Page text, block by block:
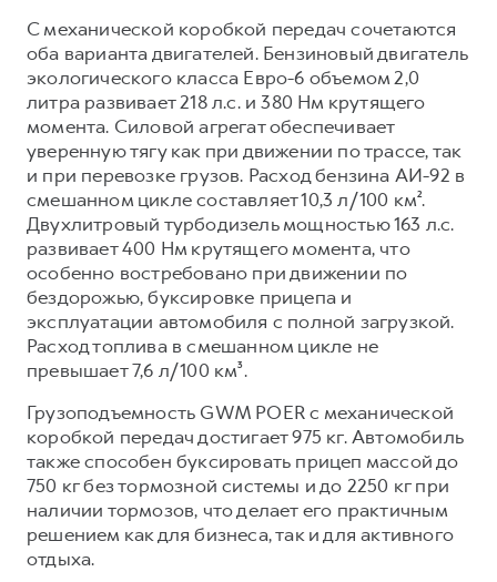
С механической коробкой передач сочетаются
оба варианта двигателей. Бензиновый двигатель
экологического класса Евро-6 объемом 2,0
литра развивает 218 л.с. и 380 Нм крутящего
момента. Силовой агрегат обеспечивает
уверенную тягу как при движении по трассе, так
и при перевозке грузов. Расход бензина АИ-92 в
смешанном цикле составляет 10,3 л/100 км².
Двухлитровый турбодизель мощностью 163 л.с.
развивает 400 Нм крутящего момента, что
особенно востребовано при движении по
бездорожью, буксировке прицепа и
эксплуатации автомобиля с полной загрузкой.
Расход топлива в смешанном цикле не
превышает 7,6 л/100 км³.
Грузоподъемность GWM POER с механической
коробкой передач достигает 975 кг. Автомобиль
также способен буксировать прицеп массой до
750 кг без тормозной системы и до 2250 кг при
наличии тормозов, что делает его практичным
решением как для бизнеса, так и для активного
отдыха.